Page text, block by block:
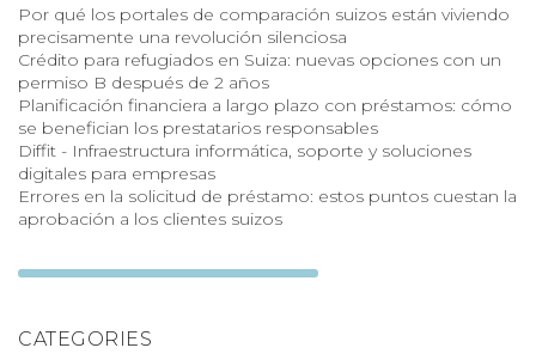
Por qué los portales de comparación suizos están viviendo
precisamente una revolución silenciosa
Crédito para refugiados en Suiza: nuevas opciones con un
permiso B después de 2 años
Planificación financiera a largo plazo con préstamos: cómo
se benefician los prestatarios responsables
Diffit - Infraestructura informática, soporte y soluciones
digitales para empresas
Errores en la solicitud de préstamo: estos puntos cuestan la
aprobación a los clientes suizos
CATEGORIES